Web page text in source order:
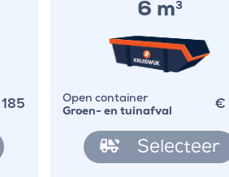
185
6 m3
Open container
Groen- en tuinafval
€
Selecteer